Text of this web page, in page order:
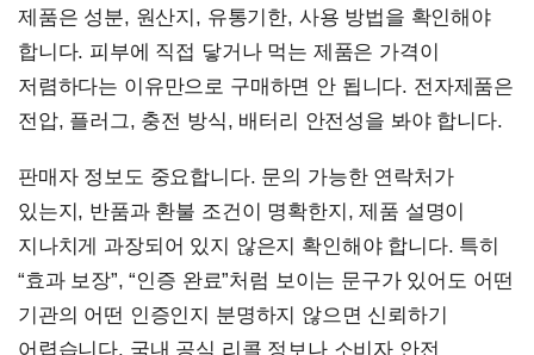
제품은 성분, 원산지, 유통기한, 사용 방법을 확인해야
합니다. 피부에 직접 닿거나 먹는 제품은 가격이
저렴하다는 이유만으로 구매하면 안 됩니다. 전자제품은
전압, 플러그, 충전 방식, 배터리 안전성을 봐야 합니다.
판매자 정보도 중요합니다. 문의 가능한 연락처가
있는지, 반품과 환불 조건이 명확한지, 제품 설명이
지나치게 과장되어 있지 않은지 확인해야 합니다. 특히
“효과 보장”, “인증 완료”처럼 보이는 문구가 있어도 어떤
기관의 어떤 인증인지 분명하지 않으면 신뢰하기
어렵습니다. 국내 공식 리콜 정보나 소비자 안전